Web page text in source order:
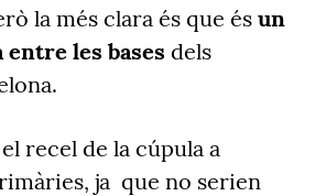
la més clara és que és un
entre les bases dels
recel de la cúpula a
ja que no serien